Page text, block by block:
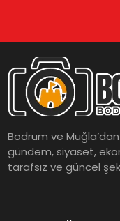
Bodrum ve
gündem, siyaset,
tarafsız ve güncel